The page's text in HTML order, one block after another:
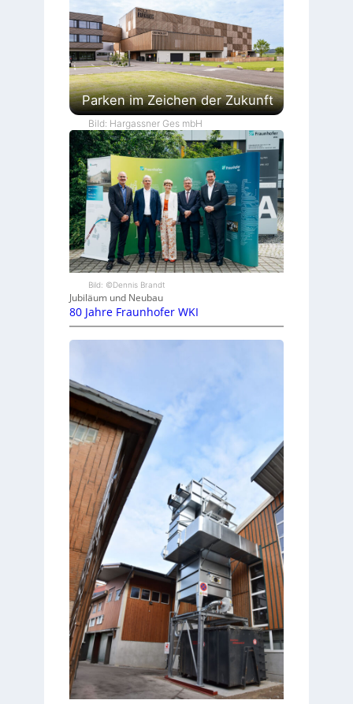
Parken im Zeichen der Zukunft
Bild: Hargassner Ges mbH
Bild: ©Dennis Brandt
Jubiläum und Neubau
80 Jahre Fraunhofer WKI